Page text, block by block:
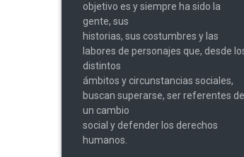
objetivo es y siempre ha sido la
gente, sus
historias, sus costumbres y las
labores de personajes que, desde
distintos
ámbitos y circunstancias sociales,
buscan superarse, ser referentes de
un cambio
social y defender los derechos
humanos.